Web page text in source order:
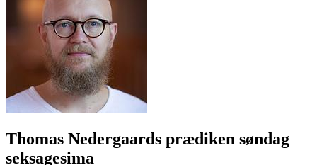
Thomas Nedergaards prædiken søndag
seksagesima